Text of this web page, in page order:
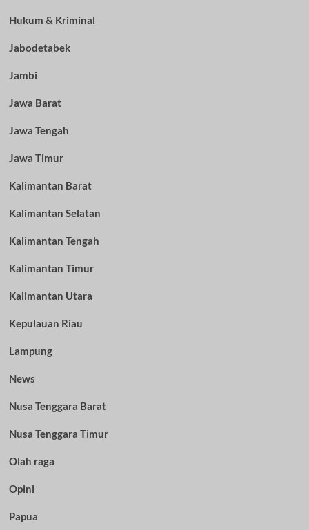
Hukum & Kriminal
Jabodetabek
Jambi
Jawa Barat
Jawa Tengah
Jawa Timur
Kalimantan Barat
Kalimantan Selatan
Kalimantan Tengah
Kalimantan Timur
Kalimantan Utara
Kepulauan Riau
Lampung
News
Nusa Tenggara Barat
Nusa Tenggara Timur
Olah raga
Opini
Papua